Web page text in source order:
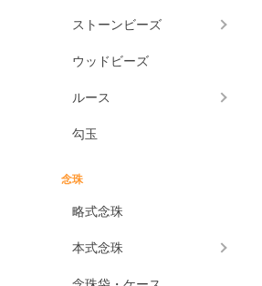
ストーンビーズ
ウッドビーズ
ルース
勾玉
念珠
略式念珠
本式念珠